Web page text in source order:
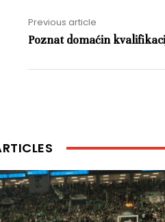
Previous article
Poznat domaćin